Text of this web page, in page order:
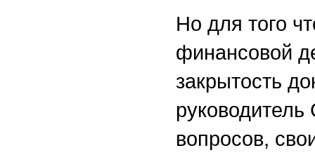
Но для того
финансовой
закрытость
вопросов,